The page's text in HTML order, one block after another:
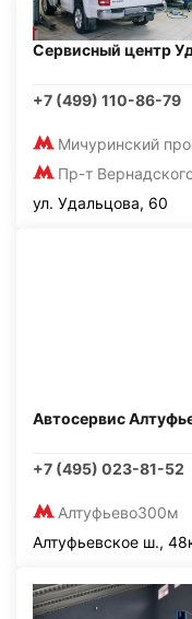
Сервисный центр
+7 (499) 110-86-79
Мичуринский
Пр-т
ул. Удальцова, 60
Автосервис
+7 (495) 023-81-52
Алтуфьево300м
Алтуфьевское ш.,